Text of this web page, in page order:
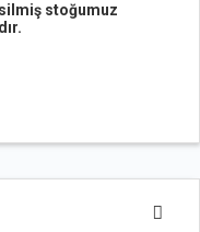
stoğumuz